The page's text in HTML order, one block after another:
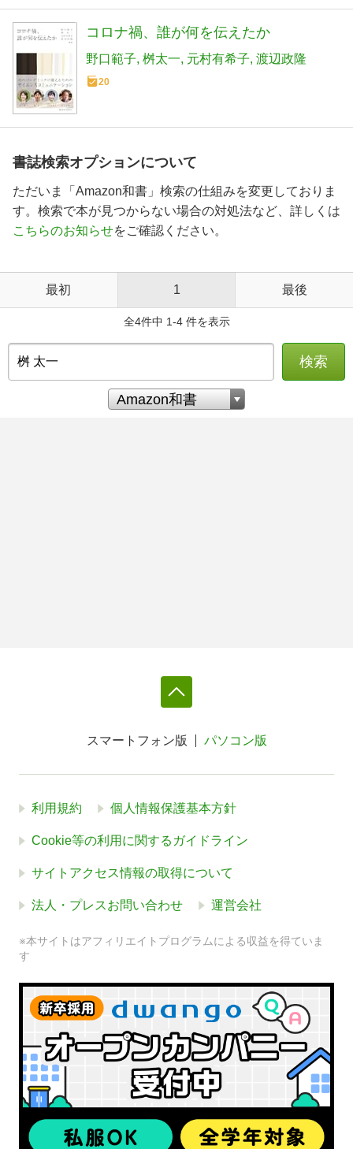
コロナ禍、誰が何を伝えたか
野口範子 桝太一 元村有希子 渡辺政隆
20
書誌検索オプションについて
ただいま「Amazon和書」検索の仕組みを変更しておりま
す。検索で本が見つからない場合の対処法など、詳しくは
こちらのお知らせをご確認ください。
最初 1 最後
全4件中 1-4 件を表示
検索
スマートフォン版 パソコン版
利用規約 個人情報保護基本方針
Cookie等の利用に関するガイドライン
サイトアクセス情報の取得について
法人・プレスお問い合わせ 運営会社
※本サイトはアフィリエイトプログラムによる収益を得ていま
す